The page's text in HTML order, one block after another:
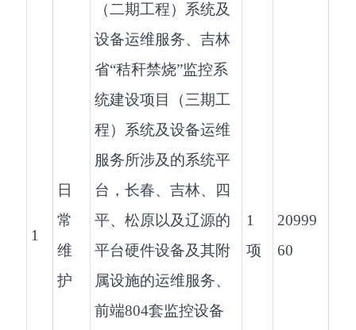
1
日
常
维
护
（二期工程）系统及
设备运维服务、吉林
省“秸秆禁烧”监控系
统建设项目（三期工
程）系统及设备运维
服务所涉及的系统平
台，长春、吉林、四
平、松原以及辽源的
平台硬件设备及其附
属设施的运维服务、
前端804套监控设备
1
项
20999
60